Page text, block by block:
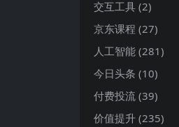
交互工具 (2)
京东课程 (27)
人工智能 (281)
今日头条 (10)
付费投流 (39)
价值提升 (235)